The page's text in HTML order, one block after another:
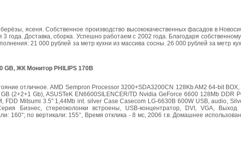
ясеня. Собственное производство высококачественных фасадов в
года. Доставка, сборка. Успешно работаем с 2002 года. Благодаря
21 000 рублей за метр кухни из массива сосны. 26 000 рублей за метр
GB, ЖК Монитор PHILIPS 170B
отличное. AMD Sempron Processor 3200+SDA3200CN 128Kb AM2 64-bit BOX,
(2+2+1 Gb), ASUSTeK EN6600SILENCER/TD Nvidia GeForce 6600 128Mb DDR
Mitsumi 3.5" 1,44Mb int. silver Case Casecom LG-6630B 600W USB, audio,
Бизнес, стереоколонки встроены, USB-концентратор, DVI, VGA, Выход
160°; по вертикали: 155°, Время отклика - 8 мс, 2006 г.в. Домашнее